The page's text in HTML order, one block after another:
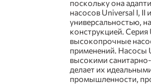
поскольку она
насосов Universal I, II
универсальностью,
конструкцией.
высокопрочные
применений. Насосы
высокими
делает их
промышленности,